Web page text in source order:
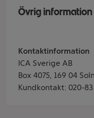
Övrig information
Kontaktinformation
ICA Sverige AB
Box 4075, 169 04
Kundkontakt: 020-83